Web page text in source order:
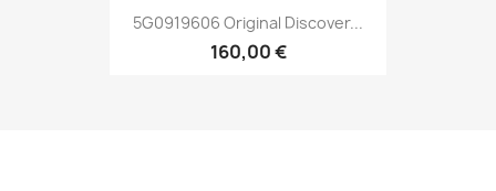
5G0919606 Original Discover...
160,00 €